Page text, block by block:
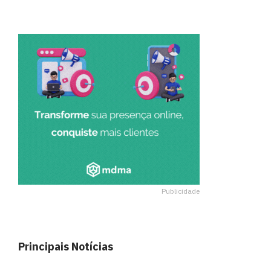
Publicidade
Principais Notícias